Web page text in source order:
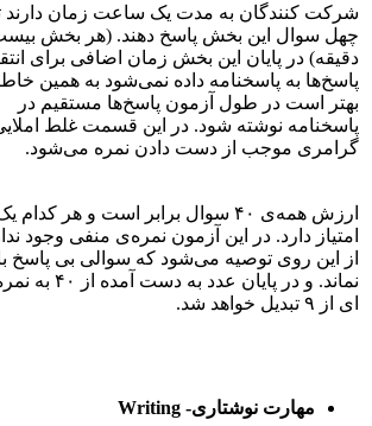
شرکت کنندگان به مدت یک ساعت زمان دارند
چهل سوال این بخش پاسخ دهند. (هر بخش
دقیقه) در پایان این بخش زمان اضافی برای
پاسخ‌ها به پاسخنامه داده نمی‌شود به همین
بهتر است در طول آزمون پاسخ‌ها مستقیم در
پاسخنامه نوشته شود. در این قسمت غلط
گرامری موجب از دست دادن نمره می‌شود.
ارزش همه‌ی ۴۰ سوال برابر است و هر کدام
امتیاز دارد. در این آزمون نمره‌ی منفی وجود
از این روی توصیه می‌شود که سوالی بی پاسخ
نماند. و در پایان عدد به دست آمده از ۴۰
ای از ۹ تبدیل خواهد شد.
مهارت نوشتاری- Writing